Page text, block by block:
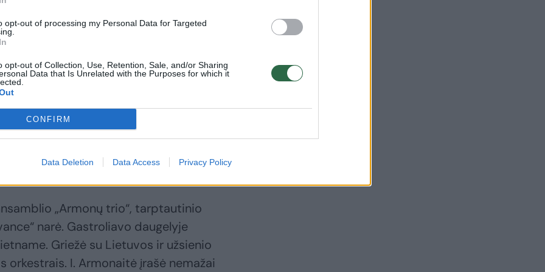
opt-out of processing my Personal Data for Targeted
opt-out of Collection, Use, Retention, Sale, and/or Sharing
Data that Is Unrelated with the Purposes for which it
CONFIRM
Data Deletion Data Access Privacy Policy
ir teatro akademijos Styginių
Nacionalinės M. K. Čiurlionio menų
ekspertė, Lietuvos muzikų
repertuaras apima ne tik klasikinės
kompozitorių kūrinius. I.
muzikos propaguotoja –
ir redaktorė.
„Armonų trio“, tarptautinio
narė. Gastroliavo daugelyje
Griežė su Lietuvos ir užsienio
orkestrais. I. Armonaitė įrašė nemažai